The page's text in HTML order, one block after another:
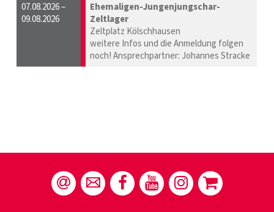
07.08.2026 –
09.08.2026
Ehemaligen-Jungenjungschar-
Zeltlager
Zeltplatz Kölschhausen
weitere Infos und die Anmeldung folgen
noch! Ansprechpartner: Johannes Stracke